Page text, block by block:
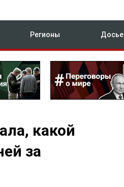
Регионы Досье
какой
за